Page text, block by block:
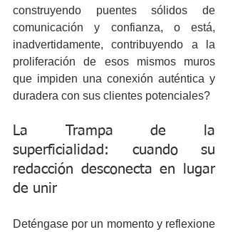
construyendo puentes sólidos de
comunicación y confianza, o está,
inadvertidamente, contribuyendo a la
proliferación de esos mismos muros
que impiden una conexión auténtica y
duradera con sus clientes potenciales?
La Trampa de la
superficialidad: cuando su
redacción desconecta en lugar
de unir
Deténgase por un momento y reflexione